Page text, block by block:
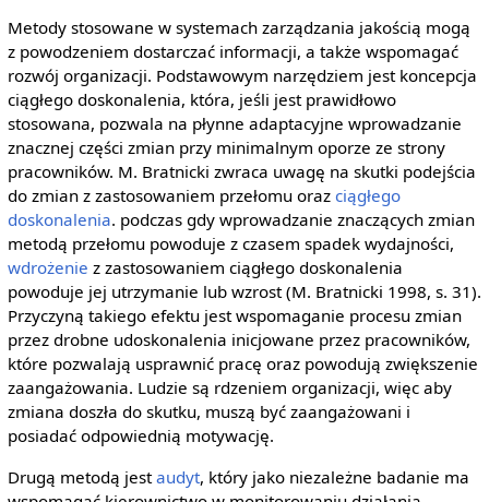
Metody stosowane w systemach zarządzania jakością mogą
z powodzeniem dostarczać informacji, a także wspomagać
rozwój organizacji. Podstawowym narzędziem jest koncepcja
ciągłego doskonalenia, która, jeśli jest prawidłowo
stosowana, pozwala na płynne adaptacyjne wprowadzanie
znacznej części zmian przy minimalnym oporze ze strony
pracowników. M. Bratnicki zwraca uwagę na skutki podejścia
do zmian z zastosowaniem przełomu oraz ciągłego
doskonalenia. podczas gdy wprowadzanie znaczących zmian
metodą przełomu powoduje z czasem spadek wydajności,
wdrożenie z zastosowaniem ciągłego doskonalenia
powoduje jej utrzymanie lub wzrost (M. Bratnicki 1998, s. 31).
Przyczyną takiego efektu jest wspomaganie procesu zmian
przez drobne udoskonalenia inicjowane przez pracowników,
które pozwalają usprawnić pracę oraz powodują zwiększenie
zaangażowania. Ludzie są rdzeniem organizacji, więc aby
zmiana doszła do skutku, muszą być zaangażowani i
posiadać odpowiednią motywację.
Drugą metodą jestaudyt, który jako niezależne badanie ma